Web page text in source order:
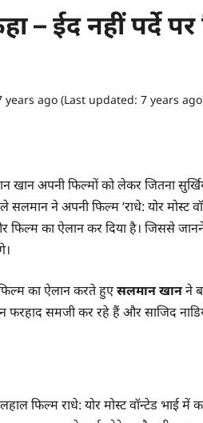
– ईद नहीं पर्दे
years ago (Last updated: 7 years
खान अपनी फिल्मों को लेकर जितना
सलमान ने अपनी फिल्म ‘राधे: योर
फिल्म का ऐलान कर दिया है। जिससे
का ऐलान करते हुएसलमान खानने
फरहाद समजी कर रहे हैं और साजिद
फिल्म राधे: योर मोस्ट वॉन्टेड भाई